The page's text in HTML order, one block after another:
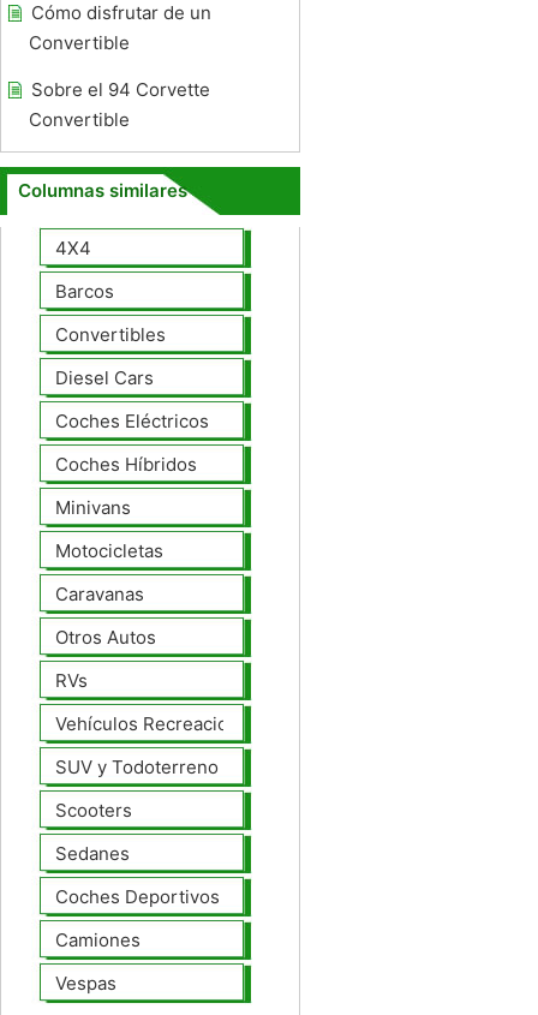
Cómo disfrutar de un
Convertible
Sobre el 94 Corvette
Convertible
Columnas similares
4X4
Barcos
Convertibles
Diesel Cars
Coches Eléctricos
Coches Híbridos
Minivans
Motocicletas
Caravanas
Otros Autos
RVs
Vehículos Recreacionales
SUV y Todoterreno
Scooters
Sedanes
Coches Deportivos
Camiones
Vespas